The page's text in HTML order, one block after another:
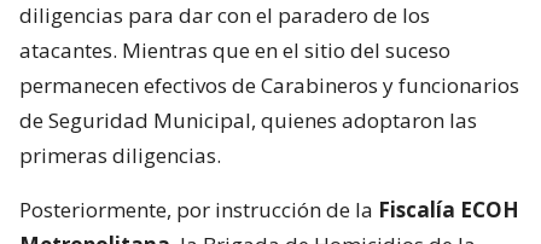
diligencias para dar con el paradero de los
atacantes. Mientras que en el sitio del suceso
permanecen efectivos de Carabineros y funcionarios
de Seguridad Municipal, quienes adoptaron las
primeras diligencias.
Posteriormente, por instrucción de la Fiscalía ECOH